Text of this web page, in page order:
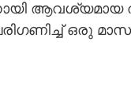
ആവശ്യമായ
ഒരു